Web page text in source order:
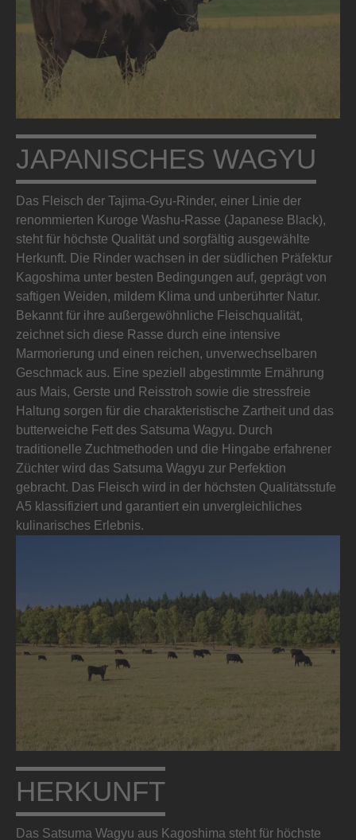
JAPANISCHES WAGYU
Das Fleisch der Tajima-Gyu-Rinder, einer Linie der
renommierten Kuroge Washu-Rasse (Japanese Black),
steht für höchste Qualität und sorgfältig ausgewählte
Herkunft. Die Rinder wachsen in der südlichen Präfektur
Kagoshima unter besten Bedingungen auf, geprägt von
saftigen Weiden, mildem Klima und unberührter Natur.
Bekannt für ihre außergewöhnliche Fleischqualität,
zeichnet sich diese Rasse durch eine intensive
Marmorierung und einen reichen, unverwechselbaren
Geschmack aus. Eine speziell abgestimmte Ernährung
aus Mais, Gerste und Reisstroh sowie die stressfreie
Haltung sorgen für die charakteristische Zartheit und das
butterweiche Fett des Satsuma Wagyu. Durch
traditionelle Zuchtmethoden und die Hingabe erfahrener
Züchter wird das Satsuma Wagyu zur Perfektion
gebracht. Das Fleisch wird in der höchsten Qualitätsstufe
A5 klassifiziert und garantiert ein unvergleichliches
kulinarisches Erlebnis.
HERKUNFT
Das Satsuma Wagyu aus Kagoshima steht für höchste